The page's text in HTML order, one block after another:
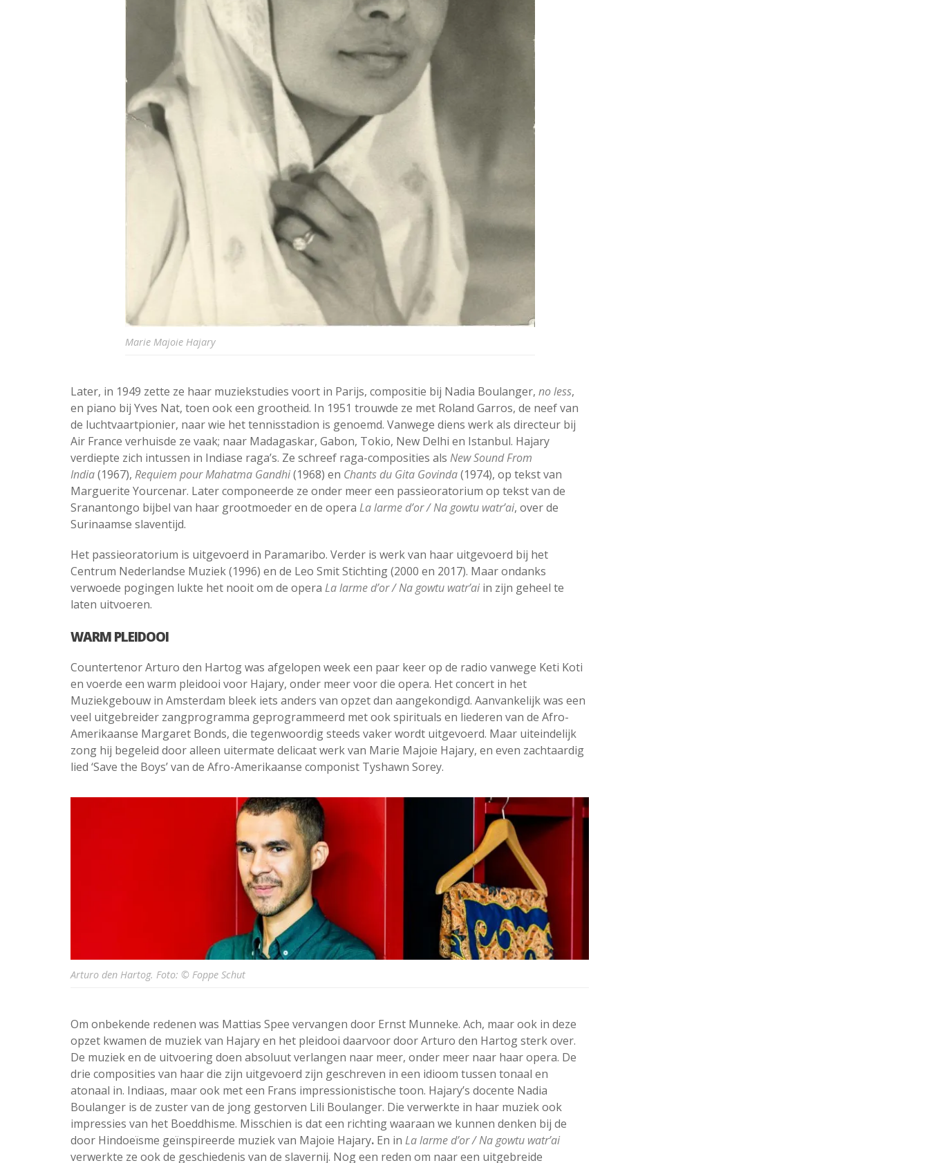
Marie Majoie Hajary
Later, in 1949 zette ze haar muziekstudies voort in Parijs, compositie bij Nadia Boulanger, no less,
en piano bij Yves Nat, toen ook een grootheid. In 1951 trouwde ze met Roland Garros, de neef van
de luchtvaartpionier, naar wie het tennisstadion is genoemd. Vanwege diens werk als directeur bij
Air France verhuisde ze vaak; naar Madagaskar, Gabon, Tokio, New Delhi en Istanbul. Hajary
verdiepte zich intussen in Indiase raga’s. Ze schreef raga-composities als New Sound From
India(1967), Requiem pour Mahatma Gandhi(1968) en Chants du Gita Govinda(1974), op tekst van
Marguerite Yourcenar. Later componeerde ze onder meer een passieoratorium op tekst van de
Sranantongo bijbel van haar grootmoeder en de opera La larme d’or / Na gowtu watr’ai, over de
Surinaamse slaventijd.
Het passieoratorium is uitgevoerd in Paramaribo. Verder is werk van haar uitgevoerd bij het
Centrum Nederlandse Muziek (1996) en de Leo Smit Stichting (2000 en 2017). Maar ondanks
verwoede pogingen lukte het nooit om de opera La larme d’or / Na gowtu watr’ai in zijn geheel te
laten uitvoeren.
WARM PLEIDOOI
Countertenor Arturo den Hartog was afgelopen week een paar keer op de radio vanwege Keti Koti
en voerde een warm pleidooi voor Hajary, onder meer voor die opera. Het concert in het
Muziekgebouw in Amsterdam bleek iets anders van opzet dan aangekondigd. Aanvankelijk was een
veel uitgebreider zangprogramma geprogrammeerd met ook spirituals en liederen van de Afro-
Amerikaanse Margaret Bonds, die tegenwoordig steeds vaker wordt uitgevoerd. Maar uiteindelijk
zong hij begeleid door alleen uitermate delicaat werk van Marie Majoie Hajary, en even zachtaardig
lied ‘Save the Boys’ van de Afro-Amerikaanse componist Tyshawn Sorey.
Arturo den Hartog. Foto: © Foppe Schut
Om onbekende redenen was Mattias Spee vervangen door Ernst Munneke. Ach, maar ook in deze
opzet kwamen de muziek van Hajary en het pleidooi daarvoor door Arturo den Hartog sterk over.
De muziek en de uitvoering doen absoluut verlangen naar meer, onder meer naar haar opera. De
drie composities van haar die zijn uitgevoerd zijn geschreven in een idioom tussen tonaal en
atonaal in. Indiaas, maar ook met een Frans impressionistische toon. Hajary’s docente Nadia
Boulanger is de zuster van de jong gestorven Lili Boulanger. Die verwerkte in haar muziek ook
impressies van het Boeddhisme. Misschien is dat een richting waaraan we kunnen denken bij de
door Hindoeïsme geïnspireerde muziek van Majoie Hajary. En in La larme d’or / Na gowtu watr’ai
verwerkte ze ook de geschiedenis van de slavernij. Nog een reden om naar een uitgebreide